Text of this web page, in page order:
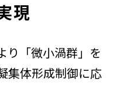
現
り「微小渦群」を
集体形成制御に応